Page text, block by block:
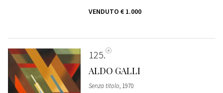
VENDUTO € 1.000
125
ALDO GALLI
Senza titolo, 1970